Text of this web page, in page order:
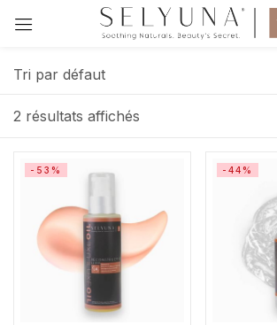
2 résultats affichés
Tri par défaut
-53% -44%
Se souvenir de moi Mot de
Se connecter